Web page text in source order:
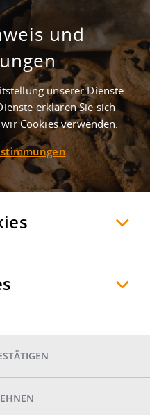
, Deutschland
MERKEN VERGLEICHEN EXPORT PDF
und
unserer Dienste.
erklären Sie sich
Cookies verwenden.